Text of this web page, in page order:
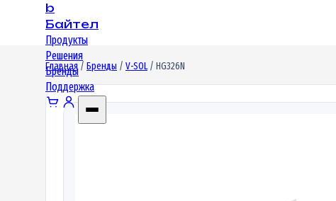
b
Байтел
Продукты
Решения
Бренды
Поддержка
Главная/ Бренды / V-SOL/ HG326N